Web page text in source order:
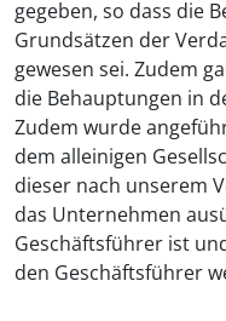
gegeben, so dass die
Grundsätzen der
gewesen sei. Zudem
die Behauptungen in
Zudem wurde
dem alleinigen
dieser nach unserem
das Unternehmen
Geschäftsführer ist
den Geschäftsführer